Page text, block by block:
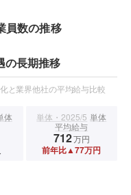
員数の推移
の長期推移
と業界他社の平均給与比較
体
単体・2025/5 単体
平均給与
712万円
前年比▲77万円